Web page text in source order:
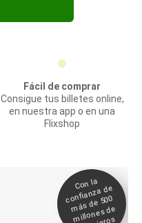
Fácil de comprar
Consigue tus billetes online,
en nuestra app o en una
Flixshop
Con la
confianza de
más de 500
millones de